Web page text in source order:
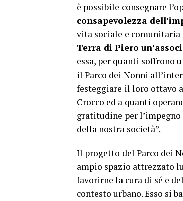
è possibile consegnare
consapevolezza
vita sociale e
Terra di Piero
essa, per quanti soffrono
il Parco dei Nonni
festeggiare il loro ottavo
Crocco ed a quanti
gratitudine per
della nostra società”.
Il progetto del Parco dei
ampio spazio attrezzato
favorirne la cura di sé e
contesto urbano. Esso si